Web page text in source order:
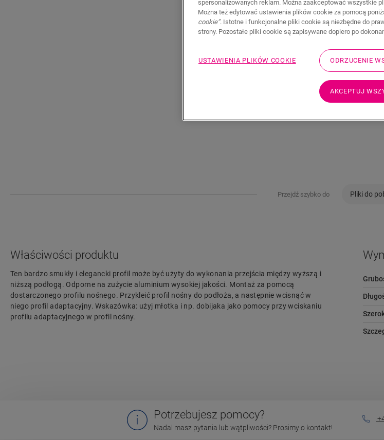
Przejdź szybko do Pliki do
Właściwości produktu
Ten bardzo smukły i elegancki profil może być użyty do wykonania przejścia między wyższą i
niższą podłogą. Odporne na zużycie aluminium wysokiej jakości. Montaż za pomocą
dostarczonego profilu nośnego. Przykleić profil nośny do podłoża, a następnie wcisnąć w
niego profil adaptacyjny. Wskazówka: użyj młotka i np. dobijaka jako pomocy przy wciskaniu
profilu adaptacyjnego w profil nośny.
Potrzebujesz pomocy?
Nadal masz pytania lub wątpliwości? Prosimy o kontakt!
spersonalizowanych reklam. Można zaakceptować wszystkie
Można też edytować ustawienia plików cookie za pomocą
cookie”. Istotne i funkcjonalne pliki cookie są niezbędne do
strony. Pozostałe pliki cookie są zapisywane dopiero po
USTAWIENIA PLIKÓW COOKIE ODRZUCENIE
AKCEPTUJ